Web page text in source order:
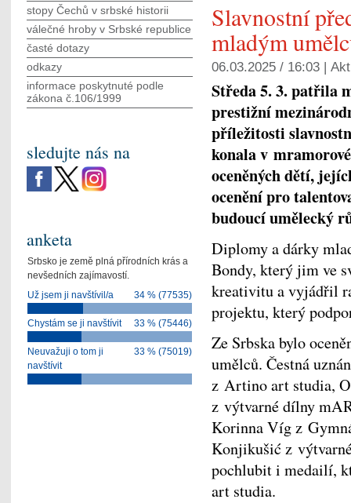
Slavnostní
mladým
06.03.2025 / 16:03 |
Středa 5. 3. patřila
prestižní
příležitosti
konala v
oceněných dětí,
ocenění pro
budoucí umělecký
Diplomy a dárky
Bondy, který jim ve
kreativitu a vyjádřil
projektu, který
Ze Srbska bylo
umělců. Čestná
z Artino art studia,
z výtvarné dílny
Korinna Víg z
Konjikušić z
pochlubit i medailí,
art studia.
stopy Čechů v srbské historii
válečné hroby v Srbské republice
časté dotazy
odkazy
informace poskytnuté podle
zákona č.106/1999
sledujte nás na
anketa
Srbsko je země plná přírodních krás a
nevšedních zajímavostí.
34 % (77535)
Už jsem ji navštívil/a
33 % (75446)
Chystám se ji navštívit
33 % (75019)
Neuvažuji o tom ji
navštívit